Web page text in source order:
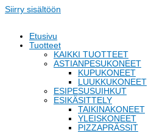
Siirry sisältöön
Etusivu
Tuotteet
KAIKKI TUOTTEET
ASTIANPESUKONEET
KUPUKONEET
LUUKKUKONEET
ESIPESUSUIHKUT
ESIKÄSITTELY
TAIKINAKONEET
YLEISKONEET
PIZZAPRÄSSIT